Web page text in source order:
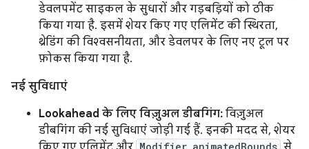
डेवलपमेंट साइकल के सुधारों और गड़बड़ियों को ठीक
किया गया है. इसमें शेयर किए गए एलिमेंट की स्थिरता,
थ्रेडिंग की विश्वसनीयता, और डेवलपर के लिए नए टूल पर
फ़ोकस किया गया है.
नई सुविधाएं
Lookahead के लिए विज़ुअल डीबगिंग: विज़ुअल
डीबगिंग की नई सुविधाएं जोड़ी गई हैं. इनकी मदद से, शेयर